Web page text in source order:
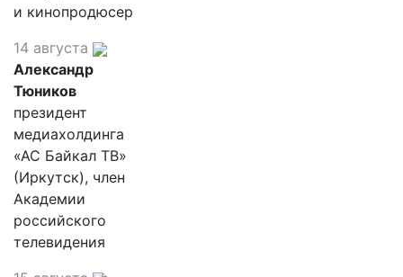
и кинопродюсер
14 августа
Александр
Тюников
президент
медиахолдинга
«АС Байкал ТВ»
(Иркутск), член
Академии
российского
телевидения